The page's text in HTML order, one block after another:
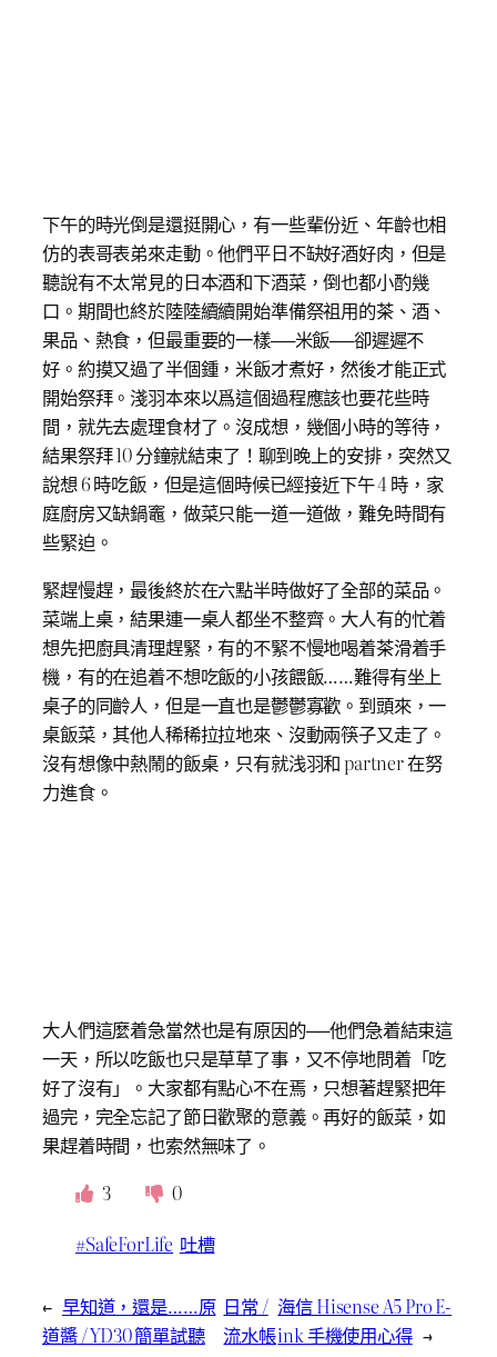
下午的時光倒是還挺開心，有一些輩份近、年齡也相
仿的表哥表弟來走動。他們平日不缺好酒好肉，但是
聽說有不太常見的日本酒和下酒菜，倒也都小酌幾
口。期間也終於陸陸續續開始準備祭祖用的茶、酒、
果品、熱食，但最重要的一樣──米飯──卻遲遲不
好。約摸又過了半個鍾，米飯才煮好，然後才能正式
開始祭拜。淺羽本來以爲這個過程應該也要花些時
間，就先去處理食材了。沒成想，幾個小時的等待，
結果祭拜 10 分鐘就結束了！聊到晚上的安排，突然又
說想 6 時吃飯，但是這個時候已經接近下午 4 時，家
庭廚房又缺鍋竈，做菜只能一道一道做，難免時間有
些緊迫。
緊趕慢趕，最後終於在六點半時做好了全部的菜品。
菜端上桌，結果連一桌人都坐不整齊。大人有的忙着
想先把廚具清理趕緊，有的不緊不慢地喝着茶滑着手
機，有的在追着不想吃飯的小孩餵飯……難得有坐上
桌子的同齡人，但是一直也是鬱鬱寡歡。到頭來，一
桌飯菜，其他人稀稀拉拉地來、沒動兩筷子又走了。
沒有想像中熱鬧的飯桌，只有就浅羽和 partner 在努
力進食。
大人們這麼着急當然也是有原因的──他們急着結束這
一天，所以吃飯也只是草草了事，又不停地問着「吃
好了沒有」。大家都有點心不在焉，只想著趕緊把年
過完，完全忘記了節日歡聚的意義。再好的飯菜，如
果趕着時間，也索然無味了。
3
0
#SafeForLife 吐槽
← 早知道，還是……原
道醬 / YD30 簡單試聽
日常 /
流水帳
海信 Hisense A5 Pro E-
ink 手機使用心得 →